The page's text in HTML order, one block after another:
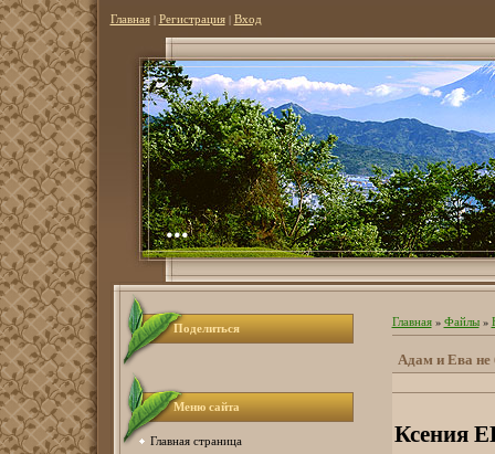
Главная| Регистрация| Вход
...
Поделиться
Меню сайта
Главная страница
Главная» Файлы»
Адам и Ева
Ксения